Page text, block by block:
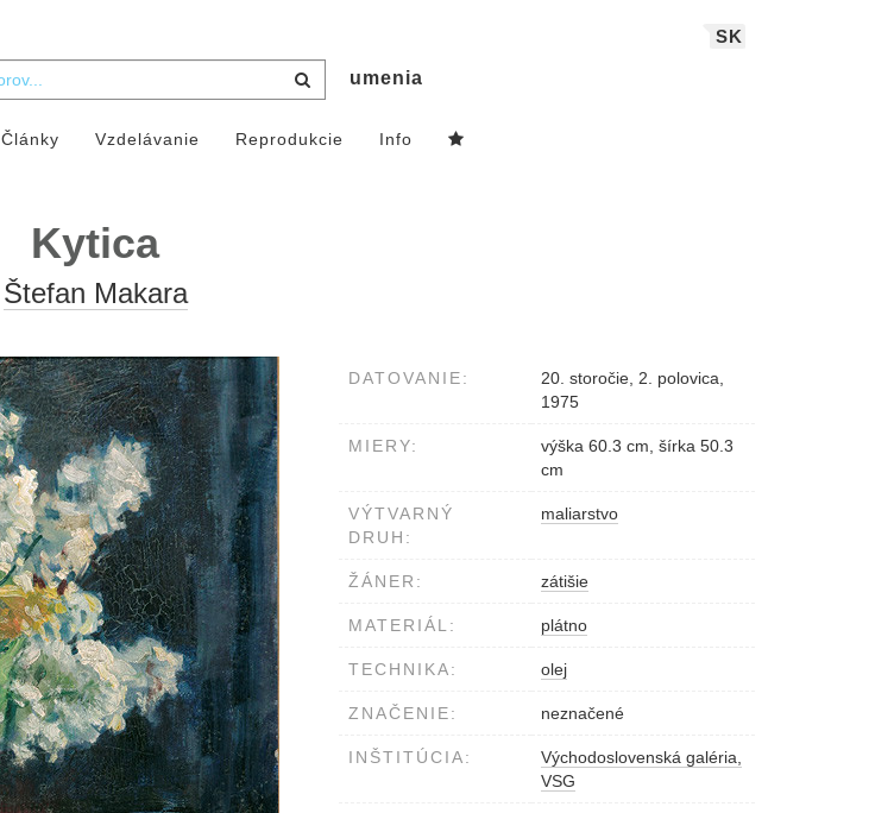
SK
umenia
Články Vzdelávanie Reprodukcie Info
Kytica
Štefan Makara
DATOVANIE:
20. storočie, 2. polovica,
1975
MIERY:
výška 60.3 cm, šírka 50.3
cm
VÝTVARNÝ
DRUH:
maliarstvo
ŽÁNER: zátišie
MATERIÁL: plátno
TECHNIKA: olej
ZNAČENIE: neznačené
INŠTITÚCIA:
Východoslovenská galéria,
VSG